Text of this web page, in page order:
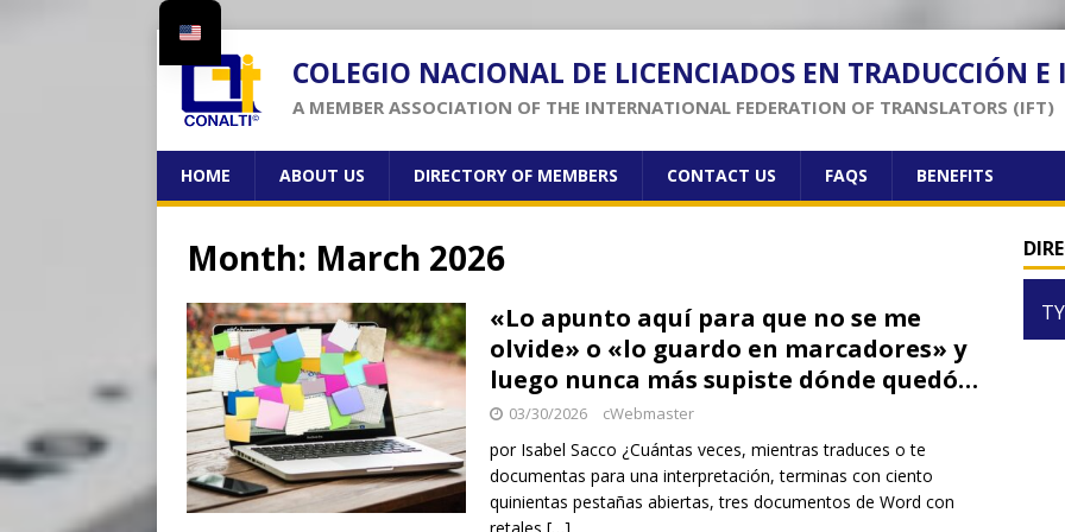
COLEGIO NACIONAL DE LICENCIADOS EN TRADUCCIÓN E
A MEMBER ASSOCIATION OF THE INTERNATIONAL FEDERATION OF TRANSLATORS (IFT)
HOME ABOUT US DIRECTORY OF MEMBERS CONTACT US FAQS BENEFITS
Month: March 2026
«Lo apunto aquí para que no se me
olvide» o «lo guardo en marcadores» y
luego nunca más supiste dónde quedó…
03/30/2026 cWebmaster
por Isabel Sacco ¿Cuántas veces, mientras traduces o te
documentas para una interpretación, terminas con ciento
quinientas pestañas abiertas, tres documentos de Word con